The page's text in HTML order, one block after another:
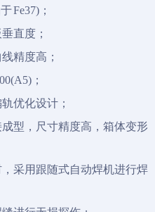
Fe37)；
直度；
精度高；
；
优化设计；
型，尺寸精度高，箱体变形
采用跟随式自动焊机进行焊